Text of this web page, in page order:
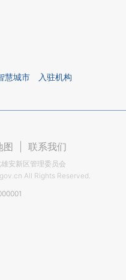
慧城市 入驻机构
图 联系我们
安新区管理委员会
All Rights Reserved.